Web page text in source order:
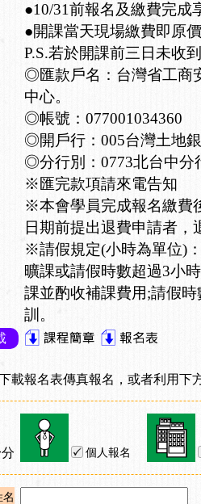
●10/31前報名及繳費完成
●開課當天現場繳費即原
P.S.若於開課前三日未收
◎匯款戶名：台灣省工商
中心。
◎帳號：077001034360
◎開戶行：005台灣土地
◎分行別：0773北台中分
※匯完款項請來電告知
※本會學員完成報名繳費
日期前提出退費申請者，
※請假規定(小時為單位)
曠課或請假時數超過3小
課並酌收補課費用;請假
訓。
載報名表傳真報名，或者利用下
個人報名